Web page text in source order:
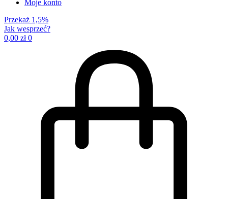
Moje konto
Przekaż 1,5%
Jak wesprzeć?
0,00 zł 0